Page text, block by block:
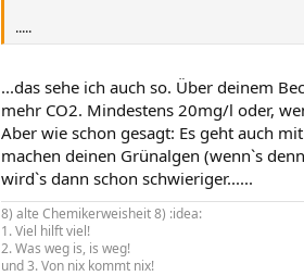
.....
...das sehe ich auch so. Über deinem
mehr CO2. Mindestens 20mg/l oder,
Aber wie schon gesagt: Es geht auch
machen deinen Grünalgen (wenn`s
wird`s dann schon schwieriger......
8) alte Chemikerweisheit 8) :idea:
1. Viel hilft viel!
2. Was weg is, is weg!
und 3. Von nix kommt nix!